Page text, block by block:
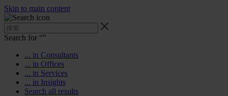
Skip to main content
Search for “”
... in Consultants
... in Offices
... in Services
... in Insights
Search all results